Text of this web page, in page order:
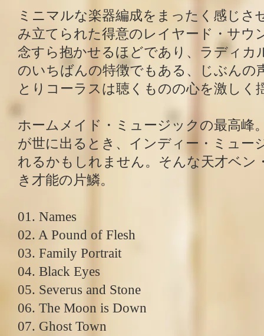
ミニマルな楽器編成をまったく感じさ
み立てられた得意のレイヤード・サウ
念すら抱かせるほどであり、ラディカ
のいちばんの特徴でもある、じぶんの
とりコーラスは聴くものの心を激しく
ホームメイド・ミュージックの最高峰
が世に出るとき、インディー・ミュー
れるかもしれません。そんな天才ベン
き才能の片鱗。
01. Names
02. A Pound of Flesh
03. Family Portrait
04. Black Eyes
05. Severus and Stone
06. The Moon is Down
07. Ghost Town